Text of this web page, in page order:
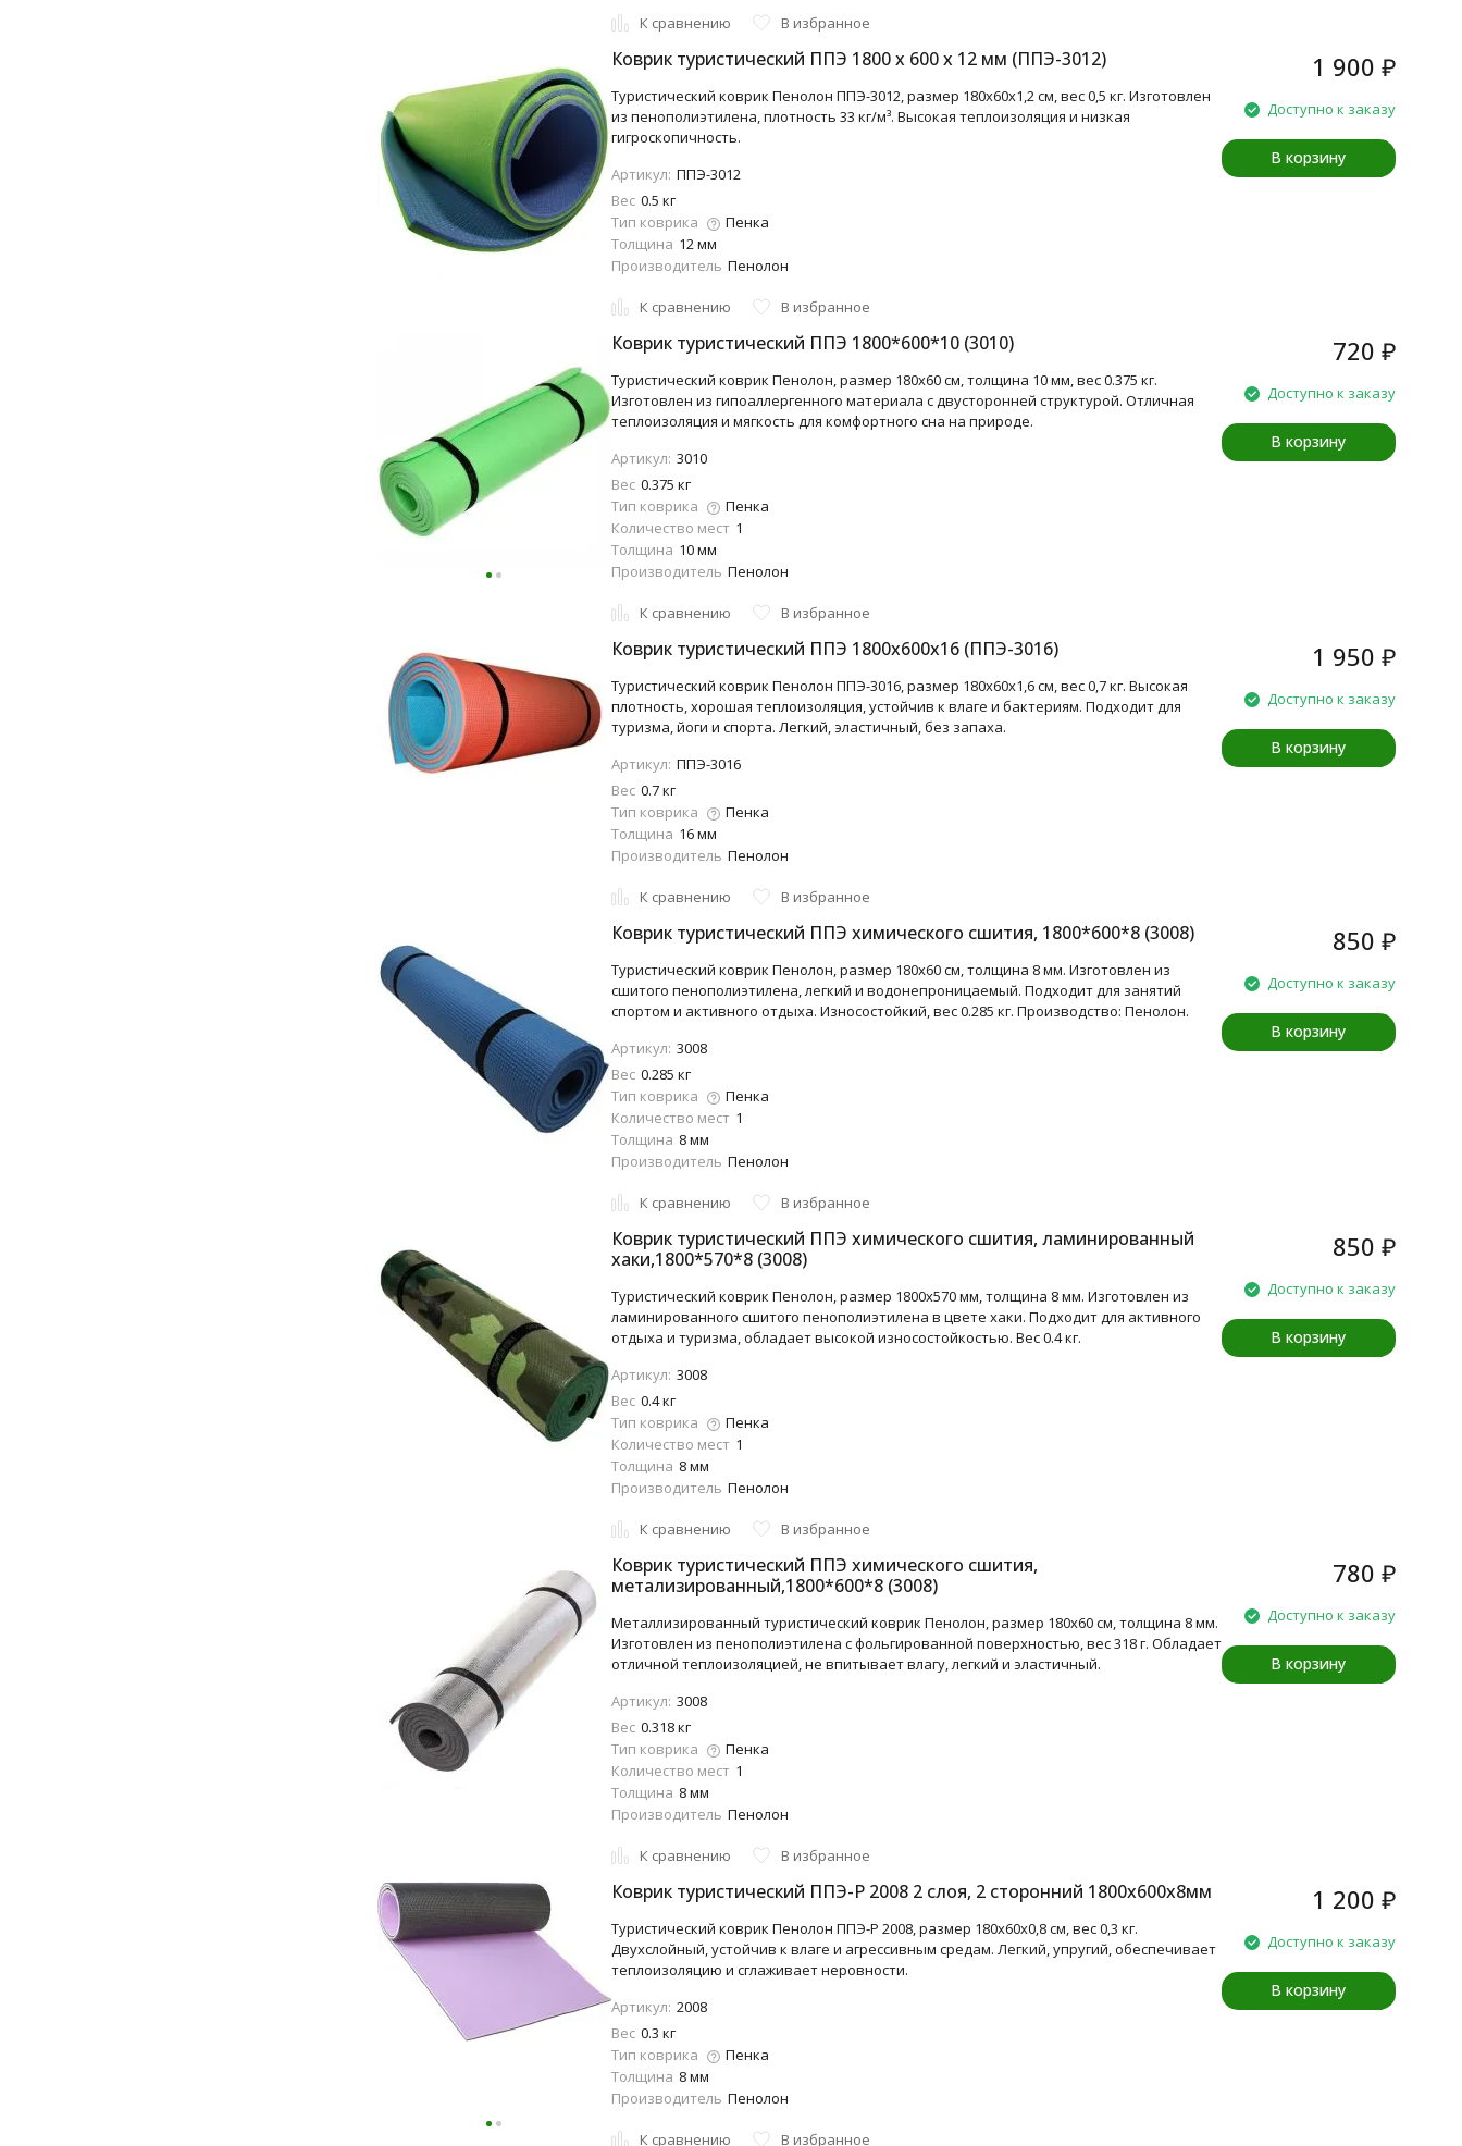
К сравнению В избранное
Коврик туристический ППЭ 1800 x 600 x 12 мм (ППЭ-3012)
Туристический коврик Пенолон ППЭ-3012, размер 180x60x1,2 см, вес 0,5 кг. Изготовлен
из пенополиэтилена, плотность 33 кг/м³. Высокая теплоизоляция и низкая
гигроскопичность.
Артикул: ППЭ-3012
Вес 0.5 кг
Тип коврика
Пенка
Толщина 12 мм
Производитель Пенолон
К сравнению В избранное
1 900 ₽
Доступно к заказу
В корзину
Коврик туристический ППЭ 1800*600*10 (3010)
Туристический коврик Пенолон, размер 180x60 см, толщина 10 мм, вес 0.375 кг.
Изготовлен из гипоаллергенного материала с двусторонней структурой. Отличная
теплоизоляция и мягкость для комфортного сна на природе.
Артикул: 3010
Вес 0.375 кг
Тип коврика
Пенка
Количество мест 1
Толщина 10 мм
Производитель Пенолон
К сравнению В избранное
720 ₽
Доступно к заказу
В корзину
Коврик туристический ППЭ 1800x600x16 (ППЭ-3016)
Туристический коврик Пенолон ППЭ-3016, размер 180x60x1,6 см, вес 0,7 кг. Высокая
плотность, хорошая теплоизоляция, устойчив к влаге и бактериям. Подходит для
туризма, йоги и спорта. Легкий, эластичный, без запаха.
Артикул: ППЭ-3016
Вес 0.7 кг
Тип коврика
Пенка
Толщина 16 мм
Производитель Пенолон
К сравнению В избранное
1 950 ₽
Доступно к заказу
В корзину
Коврик туристический ППЭ химического сшития, 1800*600*8 (3008)
Туристический коврик Пенолон, размер 180x60 см, толщина 8 мм. Изготовлен из
сшитого пенополиэтилена, легкий и водонепроницаемый. Подходит для занятий
спортом и активного отдыха. Износостойкий, вес 0.285 кг. Производство: Пенолон.
Артикул: 3008
Вес 0.285 кг
Тип коврика
Пенка
Количество мест 1
Толщина 8 мм
Производитель Пенолон
К сравнению В избранное
850 ₽
Доступно к заказу
В корзину
Коврик туристический ППЭ химического сшития, ламинированный
хаки,1800*570*8 (3008)
Туристический коврик Пенолон, размер 1800x570 мм, толщина 8 мм. Изготовлен из
ламинированного сшитого пенополиэтилена в цвете хаки. Подходит для активного
отдыха и туризма, обладает высокой износостойкостью. Вес 0.4 кг.
Артикул: 3008
Вес 0.4 кг
Тип коврика
Пенка
Количество мест 1
Толщина 8 мм
Производитель Пенолон
К сравнению В избранное
850 ₽
Доступно к заказу
В корзину
Коврик туристический ППЭ химического сшития,
метализированный,1800*600*8 (3008)
Металлизированный туристический коврик Пенолон, размер 180x60 см, толщина 8 мм.
Изготовлен из пенополиэтилена с фольгированной поверхностью, вес 318 г. Обладает
отличной теплоизоляцией, не впитывает влагу, легкий и эластичный.
Артикул: 3008
Вес 0.318 кг
Тип коврика
Пенка
Количество мест 1
Толщина 8 мм
Производитель Пенолон
К сравнению В избранное
780 ₽
Доступно к заказу
В корзину
Коврик туристический ППЭ-Р 2008 2 слоя, 2 сторонний 1800x600x8мм
Туристический коврик Пенолон ППЭ-Р 2008, размер 180x60x0,8 см, вес 0,3 кг.
Двухслойный, устойчив к влаге и агрессивным средам. Легкий, упругий, обеспечивает
теплоизоляцию и сглаживает неровности.
Артикул: 2008
Вес 0.3 кг
Тип коврика
Пенка
Толщина 8 мм
Производитель Пенолон
К сравнению В избранное
1 200 ₽
Доступно к заказу
В корзину